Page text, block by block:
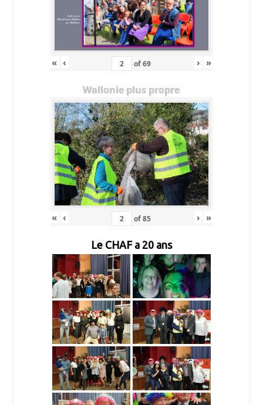
« ‹ of69 › »
Wallonie plus propre
« ‹ of85 › »
Le CHAF a 20 ans